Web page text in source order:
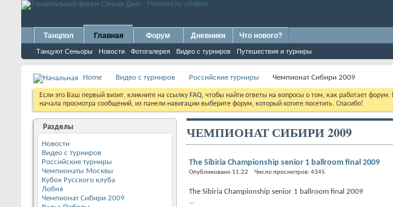
Танцпол Главная
Танцуют Сеньоры Новости Фотогалерея Видео с турниров Путешествия и турниры
Форум Дневники Что нового?
Home Видео с турниров Российские турниры Чемпионат Сибири 2009
Если это Ваш первый визит, кликните на ссылку FAQ, чтобы найти ответы на вопросы о том, как работает
начала просмотра сообщений, из панели навигации выберите форум, который хотите посетить. Спасибо!
Разделы
Новости
Видео с турниров
Российские турниры
Чемпионаты Москвы
Кубок Русского клуба
Лобня
Чемпионат Сибири 2009
ЧЕМПИОНАТ СИБИРИ 2009
The Sibiria Championship senior 1 ballroom final 2009
Опубликовано 11:22 Число просмотров: 4345
The Sibiria Championship senior 1 ballroom final 2009